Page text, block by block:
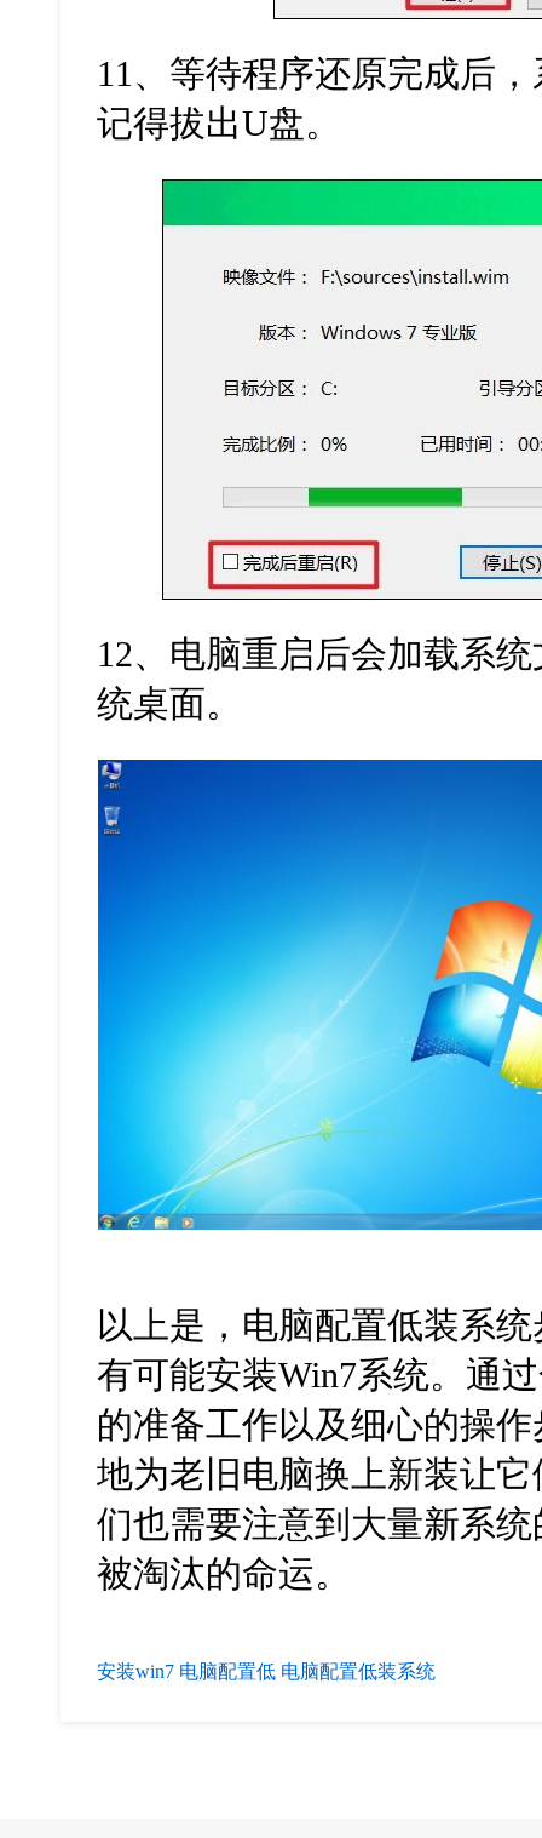
11 、等待程序还原完成后
记得拔出U盘。
12、电脑重启后会加载系
统桌面。
以上是，电脑配置低装系
有可能安装Win7系统。通
的准备工作以及细心的操
地为老旧电脑换上新装让
们也需要注意到大量新系
被淘汰的命运。
安装win7 电脑配置低 电脑配置低装系统